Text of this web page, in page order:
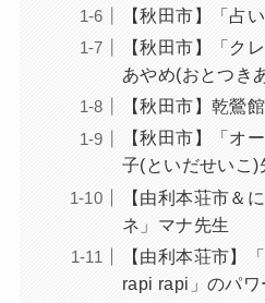
【秋田市】「占
【秋田市】「ク
あやめ(おとつき
【秋田市】乾鶯
【秋田市】「オ
子(といだせいこ)
【由利本荘市＆
ネ」マナ先生
【由利本荘市】
rapi rapi」のパ